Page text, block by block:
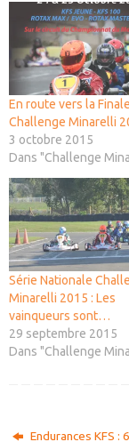
En route vers la
Challenge Minarelli
3 octobre 2015
Dans "Challenge
Série Nationale
Minarelli 2015 : Les
vainqueurs sont…
29 septembre 2015
Dans "Challenge
Endurances KFS :